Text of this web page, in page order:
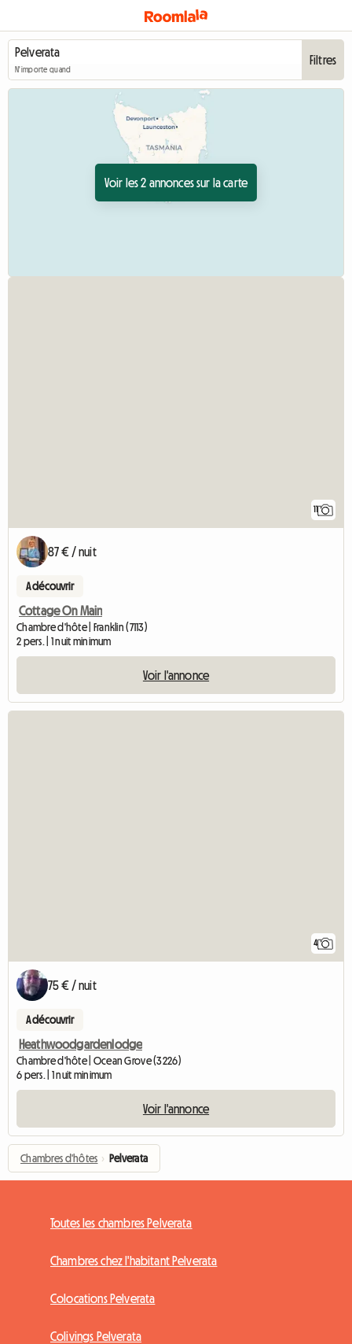
N'importe quand
Filtres
Voir les 2 annonces sur la carte
11
87 € / nuit
A découvrir
Cottage On Main
Chambre d'hôte | Franklin (7113)
2 pers. | 1 nuit minimum
Voir l'annonce
4
75 € / nuit
A découvrir
Heathwoodgardenlodge
Chambre d'hôte | Ocean Grove (3226)
6 pers. | 1 nuit minimum
Voir l'annonce
Chambres d'hôtes › Pelverata
Toutes les chambres Pelverata
Chambres chez l'habitant Pelverata
Colocations Pelverata
Colivings Pelverata